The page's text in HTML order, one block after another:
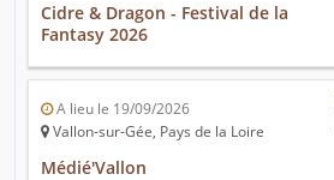
Cidre & Dragon - Festival de la
Fantasy 2026
A lieu le 19/09/2026
Vallon-sur-Gée, Pays de la Loire
Médié'Vallon